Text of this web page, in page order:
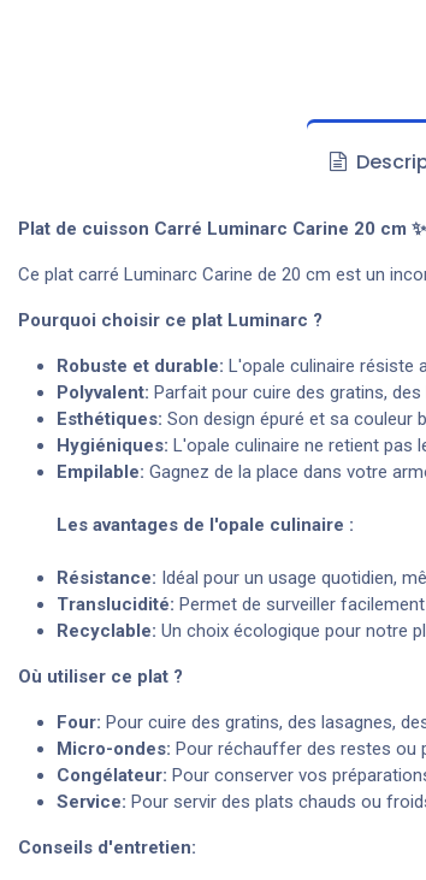
Plat de cuisson Carré Luminarc Carine 20 cm
Ce plat carré Luminarc Carine de 20 cm est un
Pourquoi choisir ce plat Luminarc ?
Robuste et durable: L'opale culinaire résiste
Polyvalent: Parfait pour cuire des gratins,
Esthétiques: Son design épuré et sa couleur
Hygiéniques: L'opale culinaire ne retient pas
Empilable: Gagnez de la place dans votre
Les avantages de l'opale culinaire :
Résistance: Idéal pour un usage quotidien,
Translucidité: Permet de surveiller
Recyclable: Un choix écologique pour notre
Où utiliser ce plat ?
Four: Pour cuire des gratins, des lasagnes,
Micro-ondes: Pour réchauffer des restes ou
Congélateur: Pour conserver vos
Service: Pour servir des plats chauds ou
Conseils d'entretien: